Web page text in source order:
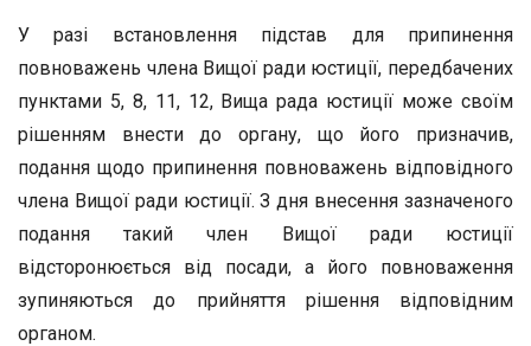
У разі встановлення підстав для припинення
повноважень члена Вищої ради юстиції, передбачених
пунктами 5, 8, 11, 12, Вища рада юстиції може своїм
рішенням внести до органу, що його призначив,
подання щодо припинення повноважень відповідного
члена Вищої ради юстиції. З дня внесення зазначеного
подання такий член Вищої ради юстиції
відсторонюється від посади, а його повноваження
зупиняються до прийняття рішення відповідним
органом.